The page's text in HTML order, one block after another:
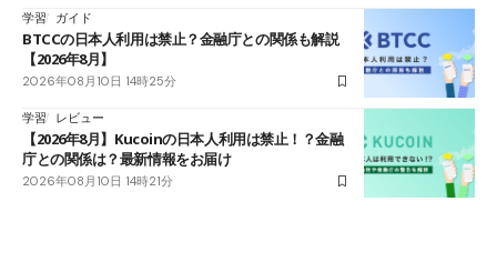
学習 ガイド
BTCCの日本人利用は禁止？金融庁との関係も解説
【2026年8月】
2026年08月10日 14時25分
学習 レビュー
【2026年8月】Kucoinの日本人利用は禁止！？金融
庁との関係は？最新情報をお届け
2026年08月10日 14時21分